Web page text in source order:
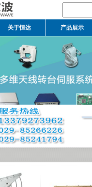
关于恒达 产品展示